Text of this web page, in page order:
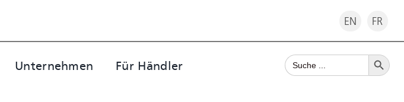
EN FR
Unternehmen Für Händler
Search
for:
Search Button